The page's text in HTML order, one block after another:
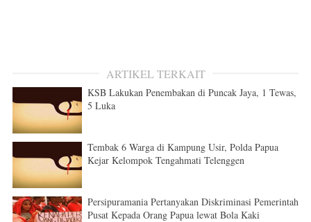
ARTIKEL TERKAIT
KSB Lakukan Penembakan di Puncak Jaya, 1 Tewas,
5 Luka
Tembak 6 Warga di Kampung Usir, Polda Papua
Kejar Kelompok Tengahmati Telenggen
Persipuramania Pertanyakan Diskriminasi Pemerintah
Pusat Kepada Orang Papua lewat Bola Kaki